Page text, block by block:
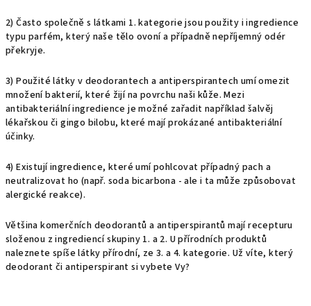
2) Často společně s látkami 1. kategorie jsou použity i ingredience
typu parfém, který naše tělo ovoní a případně nepříjemný odér
překryje.
3) Použité látky v deodorantech a antiperspirantech umí omezit
množení bakterií, které žijí na povrchu naši kůže. Mezi
antibakteriální ingredience je možné zařadit například šalvěj
lékařskou či gingo bilobu, které mají prokázané antibakteriální
účinky.
4) Existují ingredience, které umí pohlcovat případný pach a
neutralizovat ho (např. soda bicarbona - ale i ta může způsobovat
alergické reakce).
Většina komerčních deodorantů a antiperspirantů mají recepturu
složenou z ingrediencí skupiny 1. a 2. U přírodních produktů
naleznete spíše látky přírodní, ze 3. a 4. kategorie. Už víte, který
deodorant či antiperspirant si vybete Vy?